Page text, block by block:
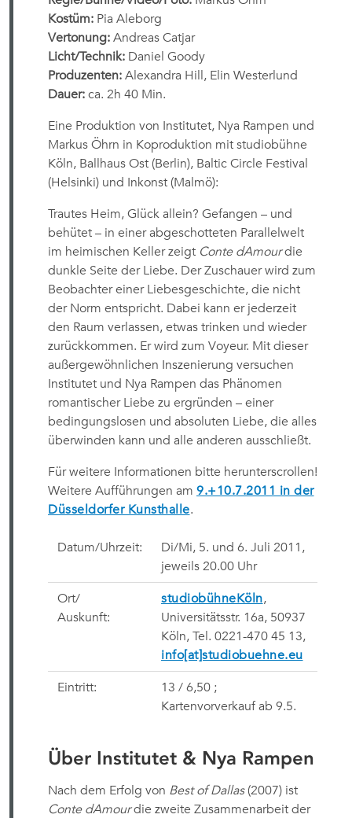
Kostüm: Pia Aleborg
Vertonung: Andreas Catjar
Licht/Technik: Daniel Goody
Produzenten: Alexandra Hill, Elin Westerlund
Dauer: ca. 2h 40 Min.
Eine Produktion von Institutet, Nya Rampen und
Markus Öhrn in Koproduktion mit studiobühne
Köln, Ballhaus Ost (Berlin), Baltic Circle Festival
(Helsinki) und Inkonst (Malmö):
Trautes Heim, Glück allein? Gefangen – und
behütet – in einer abgeschotteten Parallelwelt
im heimischen Keller zeigt Conte dAmourdie
dunkle Seite der Liebe. Der Zuschauer wird zum
Beobachter einer Liebesgeschichte, die nicht
der Norm entspricht. Dabei kann er jederzeit
den Raum verlassen, etwas trinken und wieder
zurückkommen. Er wird zum Voyeur. Mit dieser
außergewöhnlichen Inszenierung versuchen
Institutet und Nya Rampen das Phänomen
romantischer Liebe zu ergründen – einer
bedingungslosen und absoluten Liebe, die alles
überwinden kann und alle anderen ausschließt.
Für weitere Informationen bitte herunterscrollen!
Weitere Aufführungen am 9.+10.7.2011 in der
Düsseldorfer Kunsthalle.
Datum/Uhrzeit: Di/Mi, 5. und 6. Juli 2011 ,
jeweils 20.00 Uhr
Ort/
Auskunft:
studiobühneKöln,
Universitätsstr. 16a, 50937
Köln, Tel. 0221-470 45 13,
info[at]studiobuehne.eu
Eintritt:
13 / 6,50 ;
Kartenvorverkauf ab 9.5.
Über Institutet & Nya Rampen
Nach dem Erfolg von Best of Dallas (2007) ist
Conte dAmourdie zweite Zusammenarbeit der